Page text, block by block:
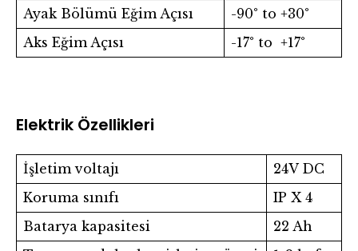
Ayak Bölümü Eğim Açısı
-90° to +30°
Aks Eğim Açısı
-17° to +17°
Elektrik Özellikleri
İşletim voltajı
24V DC
Koruma sınıfı
IP X 4
Batarya kapasitesi
22 Ah